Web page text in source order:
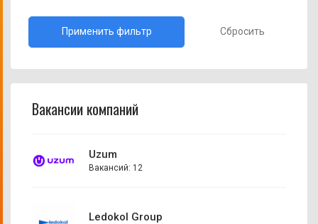
Сбросить
Вакансии компаний
Uzum
Вакансий: 12
Ledokol Group